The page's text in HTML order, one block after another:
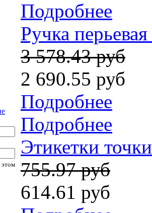
этом
Подробнее
Ручка
3 578.43 руб
2 690.55 руб
Подробнее
Подробнее
Этикетки
755.97 руб
614.61 руб